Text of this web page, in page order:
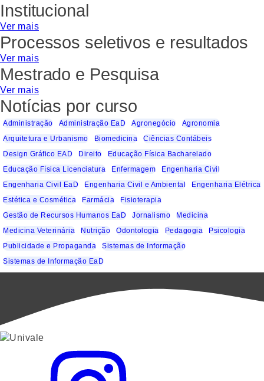
Institucional
Ver mais
Processos seletivos e resultados
Ver mais
Mestrado e Pesquisa
Ver mais
Notícias por curso
Administração Administração EaD Agronegócio
Agronomia
Arquitetura e Urbanismo
Biomedicina
Ciências Contábeis
Design Gráfico EAD
Direito
Educação Física Bacharelado
Educação Física Licenciatura
Enfermagem
Engenharia Civil
Engenharia Civil EaD
Engenharia Civil e Ambiental
Engenharia Elétrica
Estética e Cosmética
Farmácia
Fisioterapia
Gestão de Recursos Humanos EaD
Jornalismo
Medicina
Medicina Veterinária
Nutrição Odontologia Pedagogia
Psicologia
Publicidade e Propaganda
Sistemas de Informação
Sistemas de Informação EaD